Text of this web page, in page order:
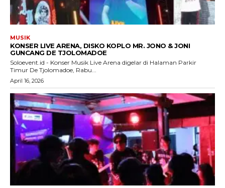
MUSIK
KONSER LIVE ARENA, DISKO KOPLO MR. JONO & JONI
GUNCANG DE TJOLOMADOE
Soloevent.id - Konser Musik Live Arena digelar di Halaman Parkir
Timur De Tjolomadoe, Rabu...
April 16, 2026